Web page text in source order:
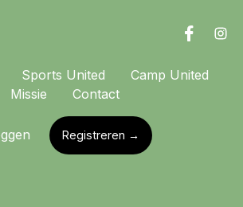
Sports United
Camp United
Missie
Contact
Registreren →